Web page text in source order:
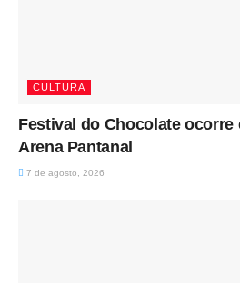
CULTURA
Festival do Chocolate ocorre
Arena Pantanal
7 de agosto, 2026